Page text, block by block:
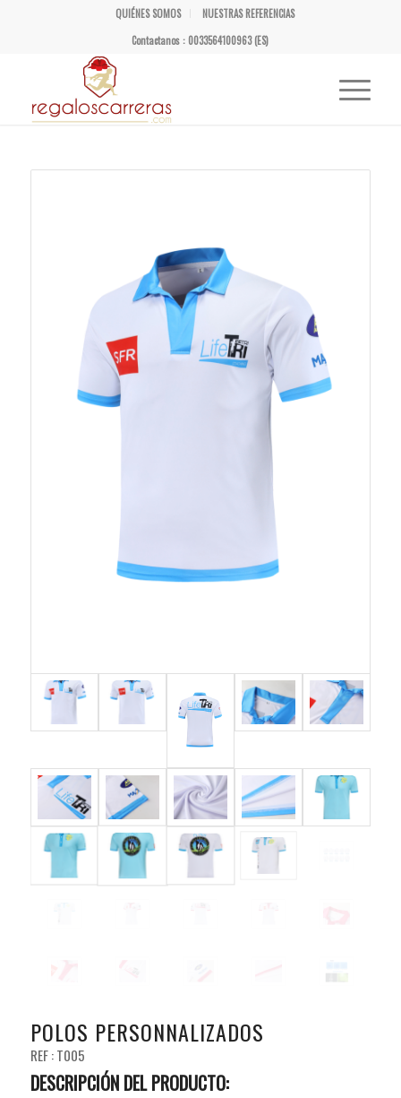
QUIÉNES SOMOS
NUESTRAS REFERENCIAS
Contactanos : 0033564100963 (ES)
POLOS PERSONNALIZADOS
REF : T005
DESCRIPCIÓN DEL PRODUCTO: